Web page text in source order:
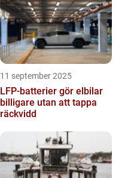
11 september 2025
LFP-batterier gör elbilar
billigare utan att tappa
räckvidd